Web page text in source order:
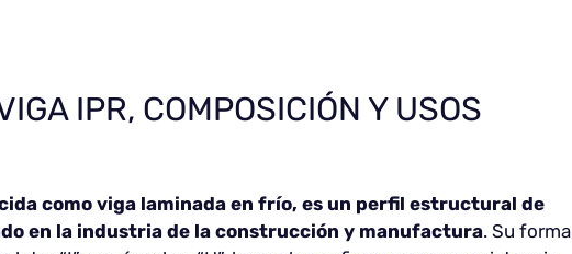
IPR, COMPOSICIÓN Y USOS
como viga laminada en frío, es un perfil estructural de
en la industria de la construcción y manufactura. Su forma